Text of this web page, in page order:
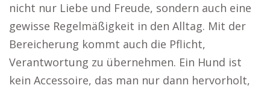
nicht nur Liebe und Freude, sondern auch eine
gewisse Regelmäßigkeit in den Alltag. Mit der
Bereicherung kommt auch die Pflicht,
Verantwortung zu übernehmen. Ein Hund ist
kein Accessoire, das man nur dann hervorholt,